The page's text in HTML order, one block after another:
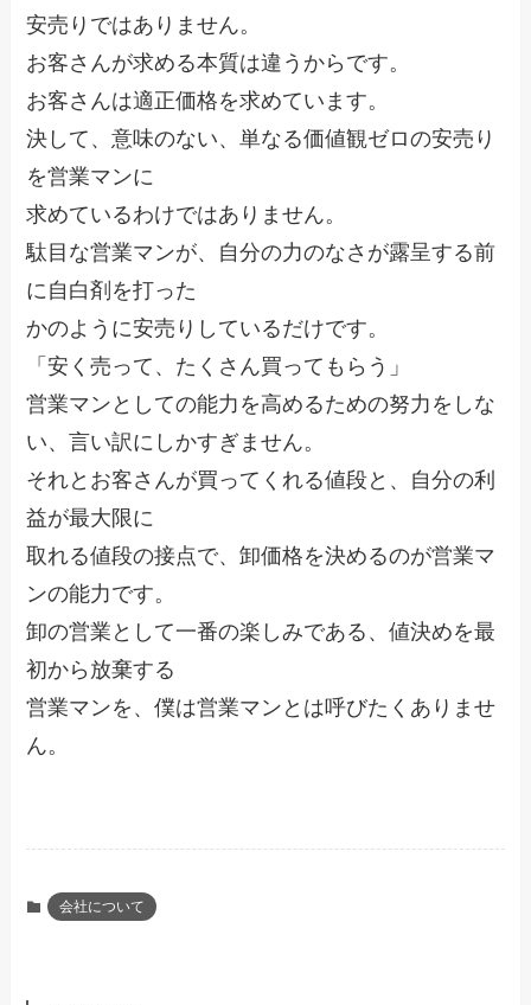
安売りではありません。
お客さんが求める本質は違うからです。
お客さんは適正価格を求めています。
決して、意味のない、単なる価値観ゼロの安売り
を営業マンに
求めているわけではありません。
駄目な営業マンが、自分の力のなさが露呈する前
に自白剤を打った
かのように安売りしているだけです。
「安く売って、たくさん買ってもらう」
営業マンとしての能力を高めるための努力をしな
い、言い訳にしかすぎません。
それとお客さんが買ってくれる値段と、自分の利
益が最大限に
取れる値段の接点で、卸価格を決めるのが営業マ
ンの能力です。
卸の営業として一番の楽しみである、値決めを最
初から放棄する
営業マンを、僕は営業マンとは呼びたくありませ
ん。
会社について